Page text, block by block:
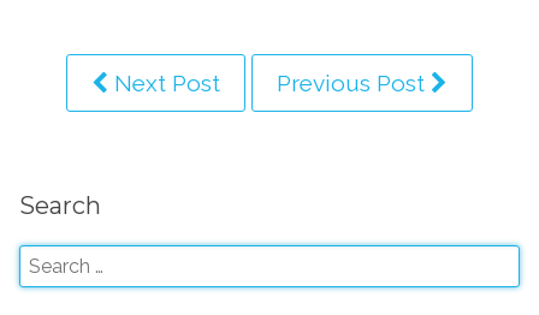
Next Post Previous Post
Search